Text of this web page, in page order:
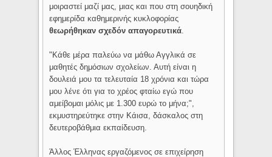
μοιραστεί μαζί μας, μιας και που στη σουηδική
εφημερίδα καθημερινής κυκλοφορίας
θεωρήθηκαν σχεδόν απαγορευτικά
"Κάθε μέρα παλεύω να μάθω Αγγλικά σε
μαθητές δημόσιων σχολείων. Αυτή είναι η
δουλειά μου τα τελευταία 18 χρόνια και τώρα
μου λένε ότι για το χρέος φταίω εγώ που
αμείβομαι μόλις με 1.300 ευρώ το μήνα;",
εκμυστηρεύτηκε στην Κάισα, δάσκαλος στη
δευτεροβάθμια εκπαίδευση.
Άλλος Έλληνας εργαζόμενος σε επιχείρηση